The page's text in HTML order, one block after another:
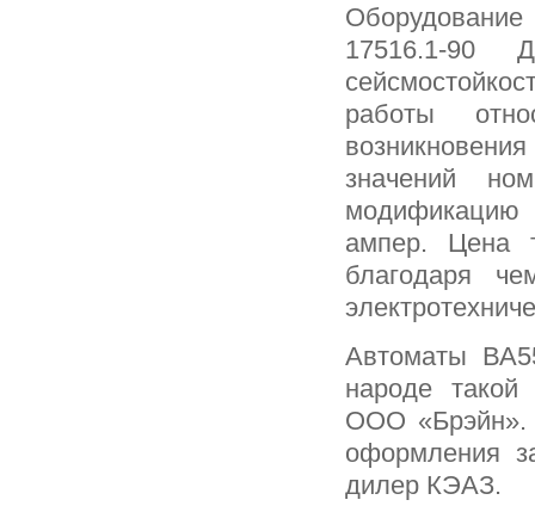
17516.1-90
работы
значений
ампер. Цена
благодаря
Автоматы
народе такой
ООО «Брэйн».
оформления
дилер КЭАЗ.